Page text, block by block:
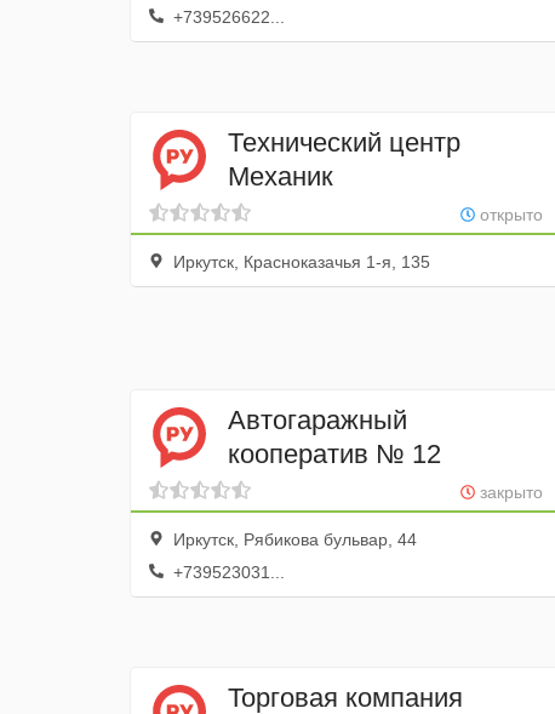
+739526622...
Технический центр
Механик
открыто
Иркутск, Красноказачья 1-я, 135
Автогаражный
кооператив № 12
закрыто
Иркутск, Рябикова бульвар, 44
+739523031...
Торговая компания